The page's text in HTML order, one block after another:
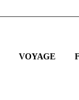
VOYAGE